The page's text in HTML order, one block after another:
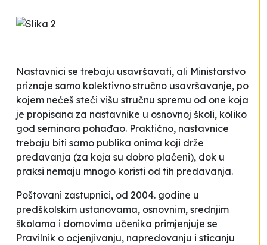
Nastavnici se trebaju usavršavati, ali Ministarstvo
priznaje samo kolektivno stručno usavršavanje, po
kojem nećeš steći višu stručnu spremu od one koja
je propisana za nastavnike u osnovnoj školi, koliko
god seminara pohađao. Praktično, nastavnice
trebaju biti samo publika onima koji drže
predavanja (za koja su dobro plaćeni), dok u
praksi nemaju mnogo koristi od tih predavanja.
Poštovani zastupnici, od 2004. godine u
predškolskim ustanovama, osnovnim, srednjim
školama i domovima učenika primjenjuje se
Pravilnik o ocjenjivanju, napredovanju i sticanju